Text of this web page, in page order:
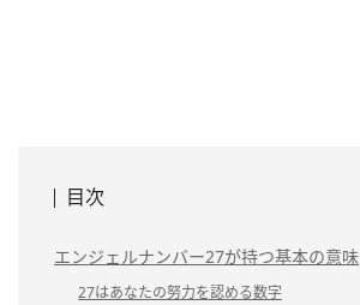
目次
エンジェルナンバー27が持つ基本の意味
27はあなたの努力を認める数字